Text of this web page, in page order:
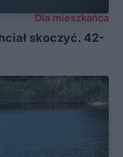
Dla mieszkańca
skoczyć. 42-